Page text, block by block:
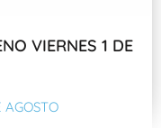
VIERNES 1 DE